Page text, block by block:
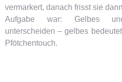
vermarkert, danach frisst sie
Aufgabe war: Gelbes
unterscheiden – gelbes
Pfötchentouch.